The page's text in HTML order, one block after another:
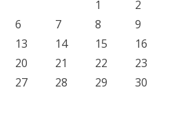
1
2
6 7 8
9
13 14 15
16
20 21 22
23
27 28 29
30